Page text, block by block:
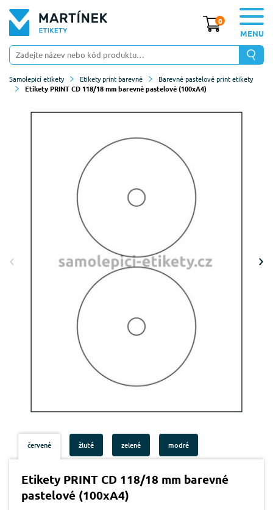
0
MENU
Samolepicí etikety Etikety print barevné
Barevné pastelové print etikety
Etikety PRINT CD 118/18 mm barevné pastelové (100xA4)
červené žluté zelené modré
Etikety PRINT CD 118/18 mm barevné
pastelové (100xA4)